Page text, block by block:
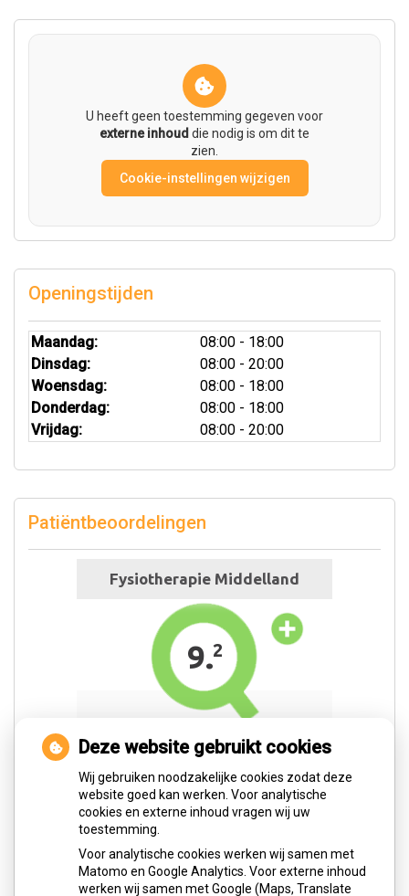
U heeft geen toestemming gegeven voor
externe inhoud die nodig is om dit te
zien.
Cookie-instellingen wijzigen
Openingstijden
Maandag:
08:00 - 18:00
Dinsdag:
08:00 - 20:00
Woensdag:
08:00 - 18:00
Donderdag:
08:00 - 18:00
Vrijdag:
08:00 - 20:00
Patiëntbeoordelingen
Deze website gebruikt cookies
Wij gebruiken noodzakelijke cookies zodat deze
website goed kan werken. Voor analytische
cookies en externe inhoud vragen wij uw
toestemming.
Voor analytische cookies werken wij samen met
Matomo en Google Analytics. Voor externe inhoud
werken wij samen met Google (Maps, Translate